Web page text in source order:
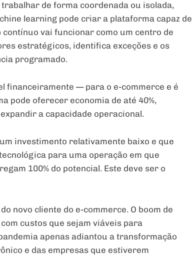
de forma coordenada ou isolada,
learning pode criar a plataforma capaz de
vai funcionar como um centro de
estratégicos, identifica exceções e os
programado.
financeiramente — para o e-commerce e é
pode oferecer economia de até 40%,
a capacidade operacional.
investimento relativamente baixo e que
para uma operação em que
100% do potencial. Este deve ser o
novo cliente do e-commerce. O boom de
custos que sejam viáveis para
apenas adiantou a transformação
e das empresas que estiverem